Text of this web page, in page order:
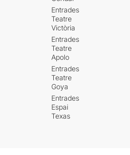
Entrades
Teatre
Victòria
Entrades
Teatre
Apolo
Entrades
Teatre
Goya
Entrades
Espai
Texas